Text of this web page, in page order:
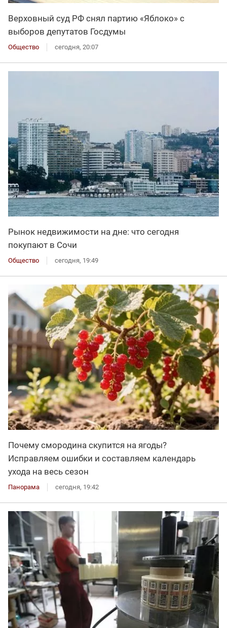
Верховный суд РФ снял партию «Яблоко» с
выборов депутатов Госдумы
Общество сегодня, 20:07
Рынок недвижимости на дне: что сегодня
покупают в Сочи
Общество сегодня, 19:49
Почему смородина скупится на ягоды?
Исправляем ошибки и составляем календарь
ухода на весь сезон
Панорама сегодня, 19:42